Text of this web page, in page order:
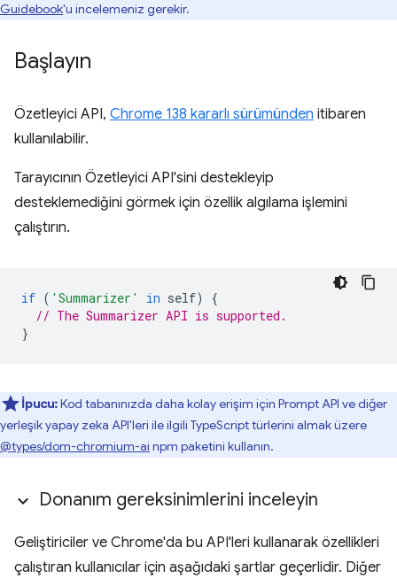
Guidebook'u incelemeniz gerekir.
Başlayın
Özetleyici API, Chrome 138 kararlı sürümünden itibaren
kullanılabilir.
Tarayıcının Özetleyici API'sini destekleyip
desteklemediğini görmek için özellik algılama işlemini
çalıştırın.
if ( 'Summarizer' in self)
{
// The Summarizer API is supported.
}
İpucu:Kod tabanınızda daha kolay erişim için Prompt API ve diğer
yerleşik yapay zeka API'leri ile ilgili TypeScript türlerini almak üzere
@types/dom-chromium-ai npm paketini kullanın.
Donanım gereksinimlerini inceleyin
Geliştiriciler ve Chrome'da bu API'leri kullanarak özellikleri
çalıştıran kullanıcılar için aşağıdaki şartlar geçerlidir. Diğer